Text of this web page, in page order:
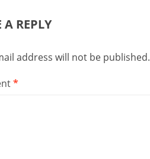
A REPLY
address will not be published.
*